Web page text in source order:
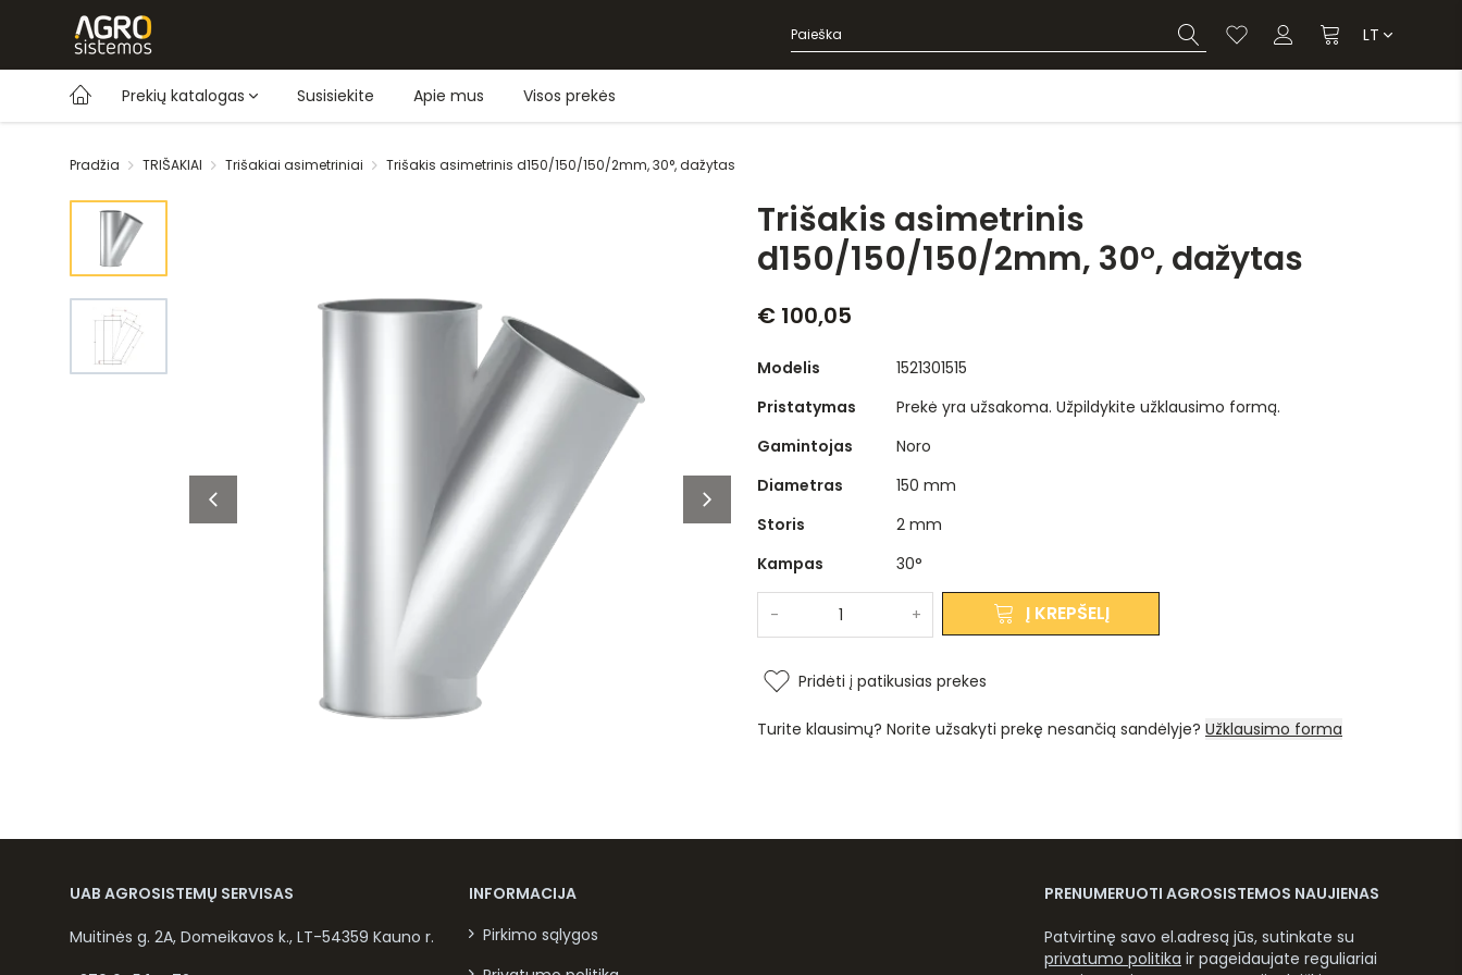
LT
Prekių katalogas Susisiekite Apie mus Visos prekės
Pradžia TRIŠAKIAI Trišakiai asimetriniai Trišakis asimetrinis d150/150/150/2mm, 30°, dažytas
Trišakis asimetrinis
d150/150/150/2mm, 30°, dažytas
€ 100,05
Modelis
1521301515
Pristatymas
Prekė yra užsakoma. Užpildykite užklausimo formą.
Gamintojas
Noro
Diametras
150 mm
Storis
2 mm
Kampas
30°
- + Į KREPŠELĮ
Pridėti į patikusias prekes
Turite klausimų? Norite užsakyti prekę nesančią sandėlyje? Užklausimo forma
UAB AGROSISTEMŲ SERVISAS
Muitinės g. 2A, Domeikavos k., LT-54359 Kauno r.
INFORMACIJA
Pirkimo sąlygos
PRENUMERUOTI AGROSISTEMOS NAUJIENAS
Patvirtinę savo el.adresą jūs, sutinkate su
privatumo politika ir pageidaujate reguliariai